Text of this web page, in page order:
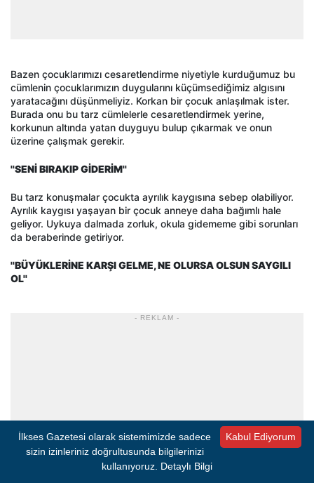
Bazen çocuklarımızı cesaretlendirme niyetiyle kurduğumuz bu
cümlenin çocuklarımızın duygularını küçümsediğimiz algısını
yaratacağını düşünmeliyiz. Korkan bir çocuk anlaşılmak ister.
Burada onu bu tarz cümlelerle cesaretlendirmek yerine,
korkunun altında yatan duyguyu bulup çıkarmak ve onun
üzerine çalışmak gerekir.
''SENİ BIRAKIP GİDERİM''
Bu tarz konuşmalar çocukta ayrılık kaygısına sebep olabiliyor.
Ayrılık kaygısı yaşayan bir çocuk anneye daha bağımlı hale
geliyor. Uykuya dalmada zorluk, okula gidememe gibi sorunları
da beraberinde getiriyor.
''BÜYÜKLERİNE KARŞI GELME, NE OLURSA OLSUN SAYGILI
OL''
- REKLAM -
Kabul Ediyorum
İlkses Gazetesi olarak sistemimizde sadece
sizin izinleriniz doğrultusunda bilgilerinizi
kullanıyoruz. Detaylı Bilgi